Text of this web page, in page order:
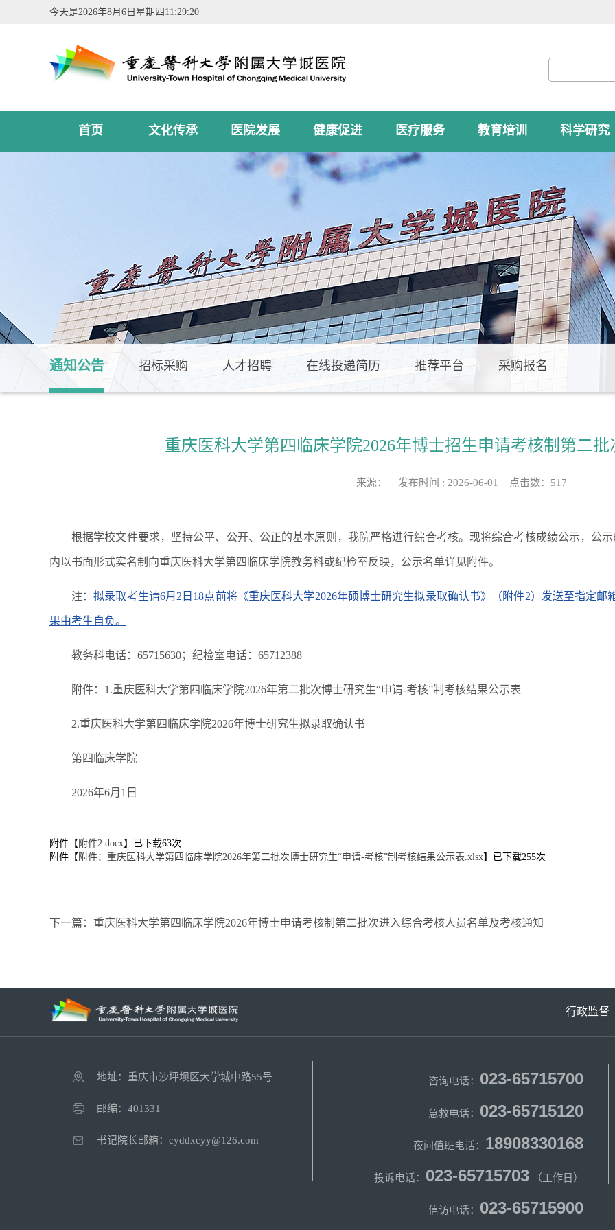
今天是2026年8月6日星期四11:29:21
首页 文化传承 医院发展 健康促进 医疗服务 教育培训 科学研究
通知公告 招标采购 人才招聘 在线投递简历 推荐平台 采购报名
重庆医科大学第四临床学院2026年博士招生申请考核制第二
来源： 发布时间 : 2026-06-01 点击数： 517
根据学校文件要求，坚持公平、公开、公正的基本原则，我院严格进行综合考核。现将综合考核成绩公示，公
内以书面形式实名制向重庆医科大学第四临床学院教务科或纪检室反映，公示名单详见附件。
注：拟录取考生请6月2日18点前将《重庆医科大学2026年硕博士研究生拟录取确认书》（附件2）发送至指定
果由考生自负。
教务科电话：65715630；纪检室电话：65712388
附件：1.重庆医科大学第四临床学院2026年第二批次博士研究生“申请-考核”制考核结果公示表
2.重庆医科大学第四临床学院2026年博士研究生拟录取确认书
第四临床学院
2026年6月1日
附件【 附件2.docx】已下载63次
附件【 附件：重庆医科大学第四临床学院2026年第二批次博士研究生“申请-考核”制考核结果公示表.xlsx】已下载255次
下一篇：重庆医科大学第四临床学院2026年博士申请考核制第二批次进入综合考核人员名单及考核通知
行政监督
地址：重庆市沙坪坝区大学城中路55号
邮编：401331
书记院长邮箱：cyddxcyy@126.com
咨询电话： 023-65715700
急救电话： 023-65715120
夜间值班电话： 18908330168
投诉电话： 023-65715703 （工作日）
信访电话： 023-65715900